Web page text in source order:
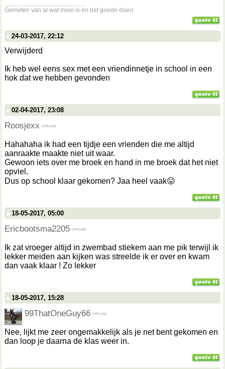
Genieten van al wat mooi is en het goede doen
24-03-2017, 22:12
Verwijderd
Ik heb wel eens sex met een vriendinnetje in school in een
hok dat we hebben gevonden
02-04-2017, 23:08
Roosjexx
Hahahaha ik had een tijdje een vrienden die me altijd
aanraakte maakte niet uit waar.
Gewoon iets over me broek en hand in me broek dat het niet
opviel.
Dus op school klaar gekomen? Jaa heel vaak😛
18-05-2017, 05:00
Ericbootsma2205
Ik zat vroeger altijd in zwembad stiekem aan me pik terwijl ik
lekker meiden aan kijken was streelde ik er over en kwam
dan vaak klaar ! Zo lekker
18-05-2017, 15:28
99ThatOneGuy66
Nee, lijkt me zeer ongemakkelijk als je net bent gekomen en
dan loop je daarna de klas weer in.